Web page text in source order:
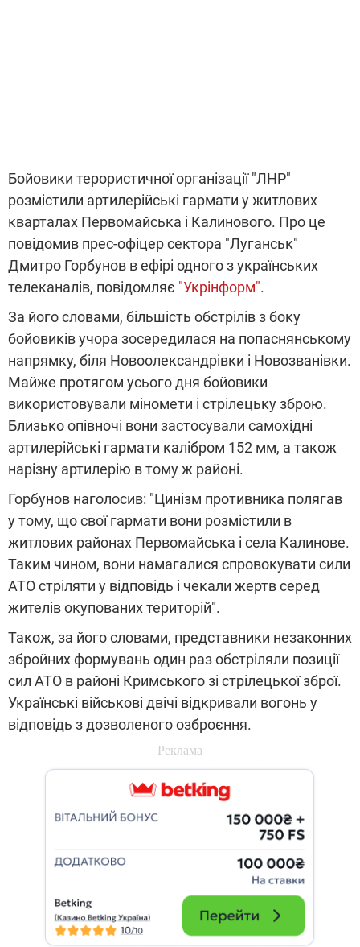
Бойовики терористичної організації "ЛНР"
розмістили артилерійські гармати у житлових
кварталах Первомайська і Калинового. Про це
повідомив прес-офіцер сектора "Луганськ"
Дмитро Горбунов в ефірі одного з українських
телеканалів, повідомляє "Укрінформ".
За його словами, більшість обстрілів з боку
бойовиків учора зосередилася на попаснянському
напрямку, біля Новоолександрівки і Новозванівки.
Майже протягом усього дня бойовики
використовували міномети і стрілецьку зброю.
Близько опівночі вони застосували самохідні
артилерійські гармати калібром 152 мм, а також
нарізну артилерію в тому ж районі.
Горбунов наголосив: "Цинізм противника полягав
у тому, що свої гармати вони розмістили в
житлових районах Первомайська і села Калинове.
Таким чином, вони намагалися спровокувати сили
АТО стріляти у відповідь і чекали жертв серед
жителів окупованих територій".
Також, за його словами, представники незаконних
збройних формувань один раз обстріляли позиції
сил АТО в районі Кримського зі стрілецької зброї.
Українські військові двічі відкривали вогонь у
відповідь з дозволеного озброєння.